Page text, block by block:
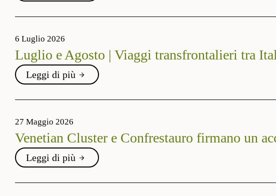
6 Luglio 2026
Luglio e Agosto | Viaggi transfrontalieri tra
Leggi di più
27 Maggio 2026
Venetian Cluster e Confrestauro firmano un
Leggi di più